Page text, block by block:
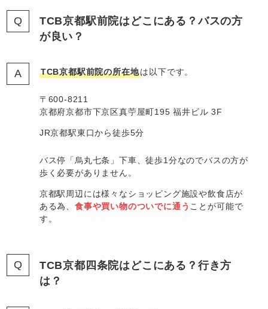
TCB京都駅前院はどこにある？バスの方
が良い？
TCB京都駅前院の所在地は以下です。
〒600-8211
京都府京都市下京区真苧屋町195 福井ビル 3F
JR京都駅東口から徒歩5分
バス停「烏丸七条」下車、徒歩1分なのでバスの方が
歩く必要がありません。
京都駅周辺には様々なショッピング施設や飲食店が
ある為、 食事や買い物のついでに通う ことが可能で
す。
TCB京都四条院はどこにある？行き方
は？